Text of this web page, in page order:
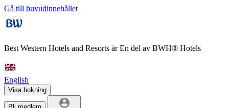
Gå till huvudinnehållet
Best Western Hotels and Resorts ärEn del av BWH® Hotels
English
Visa bokning